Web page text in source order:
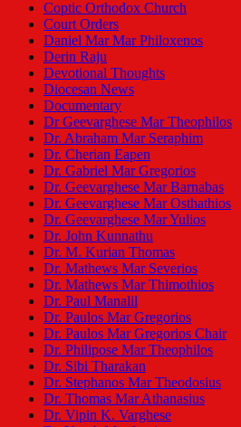
Coptic Orthodox Church
Court Orders
Daniel Mar Mar Philoxenos
Derin Raju
Devotional Thoughts
Diocesan News
Documentary
Dr Geevarghese Mar Theophilos
Dr. Abraham Mar Seraphim
Dr. Cherian Eapen
Dr. Gabriel Mar Gregorios
Dr. Geevarghese Mar Barnabas
Dr. Geevarghese Mar Osthathios
Dr. Geevarghese Mar Yulios
Dr. John Kunnathu
Dr. M. Kurian Thomas
Dr. Mathews Mar Severios
Dr. Mathews Mar Thimothios
Dr. Paul Manalil
Dr. Paulos Mar Gregorios
Dr. Paulos Mar Gregorios Chair
Dr. Philipose Mar Theophilos
Dr. Sibi Tharakan
Dr. Stephanos Mar Theodosius
Dr. Thomas Mar Athanasius
Dr. Vipin K. Varghese